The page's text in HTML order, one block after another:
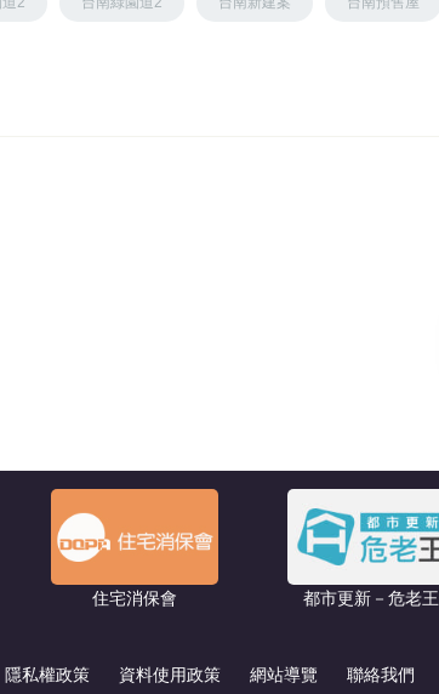
住宅消保會 都市更新－危老王
隱私權政策 資料使用政策 網站導覽 聯絡我們